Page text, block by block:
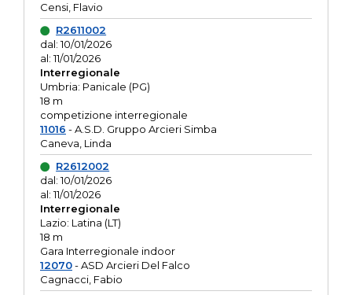
Censi, Flavio
R2611002
dal: 10/01/2026
al: 11/01/2026
Interregionale
Umbria: Panicale (PG)
18 m
competizione interregionale
11016 - A.S.D. Gruppo Arcieri Simba
Caneva, Linda
R2612002
dal: 10/01/2026
al: 11/01/2026
Interregionale
Lazio: Latina (LT)
18 m
Gara Interregionale indoor
12070- ASD Arcieri Del Falco
Cagnacci, Fabio